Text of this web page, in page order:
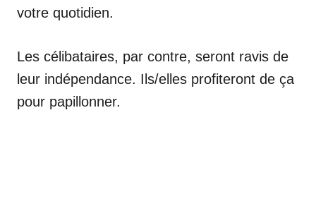
votre quotidien.
Les célibataires, par contre, seront ravis de
leur indépendance. Ils/elles profiteront de ça
pour papillonner.